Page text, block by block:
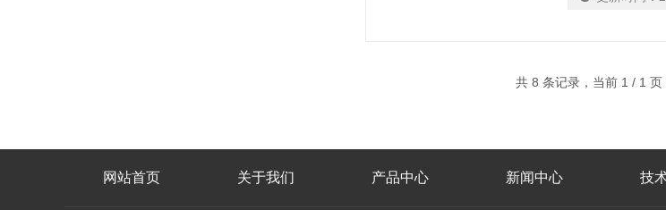
共 8 条记录，当前 1 / 1
网站首页 关于我们 产品中心 新闻中心 技